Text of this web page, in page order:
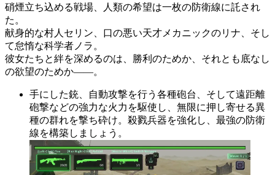
硝煙立ち込める戦場、人類の希望は一枚の防衛線に託され
た。
献身的な村人セリン、口の悪い天才メカニックのリナ、そし
て怠惰な科学者ノラ。
彼女たちと絆を深めるのは、勝利のためか、それとも底なし
の欲望のためか——。
手にした銃、自動攻撃を行う各種砲台、そして遠距離
砲撃などの強力な火力を駆使し、無限に押し寄せる異
種の群れを撃ち砕け。殺戮兵器を強化し、最強の防衛
線を構築しましょう。